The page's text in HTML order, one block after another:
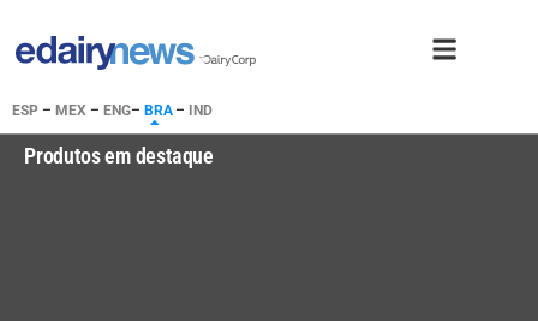
ESP – MEX – ENG– BRA– IND
Produtos em destaque